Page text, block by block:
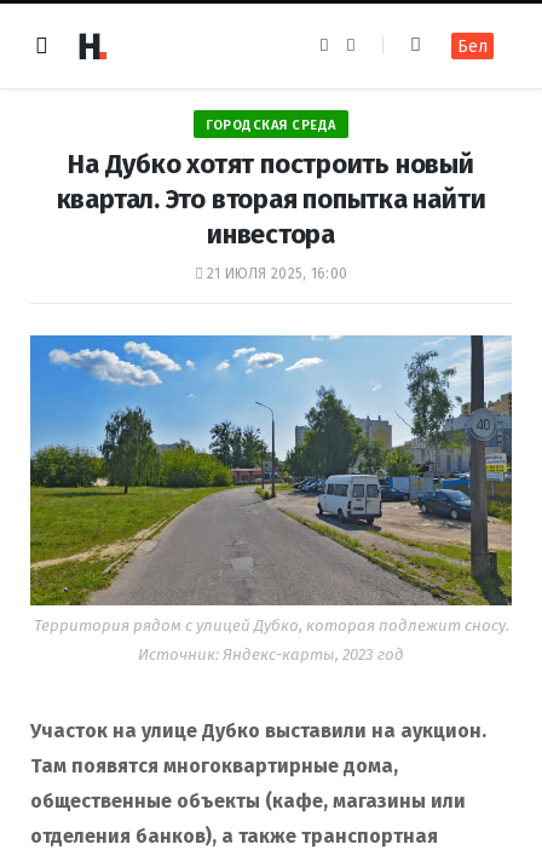
e
b
o
o
k
t
a
m
Бел
ГОРОДСКАЯ СРЕДА
На Дубко хотят построить новый
квартал. Это вторая попытка найти
инвестора
21 ИЮЛЯ 2025, 16:00
Территория рядом с улицей Дубко, которая подлежит сносу.
Источник: Яндекс-карты, 2023 год
Участок на улице Дубко выставили на аукцион.
Там появятся многоквартирные дома,
общественные объекты (кафе, магазины или
отделения банков), а также транспортная